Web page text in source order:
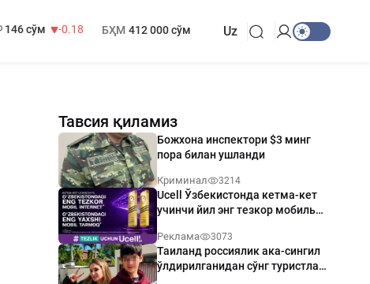
146 сўм
-0.18
БҲМ 412 000 сўм Uz
Тавсия қиламиз
Божхона инспектори $3 минг
пора билан ушланди
Криминал 3214
Ucell Ўзбекистонда кетма-кет
учинчи йил энг тезкор мобиль
Реклама 3073
Таиланд россиялик ака-сингил
ўлдирилганидан сўнг туристлар